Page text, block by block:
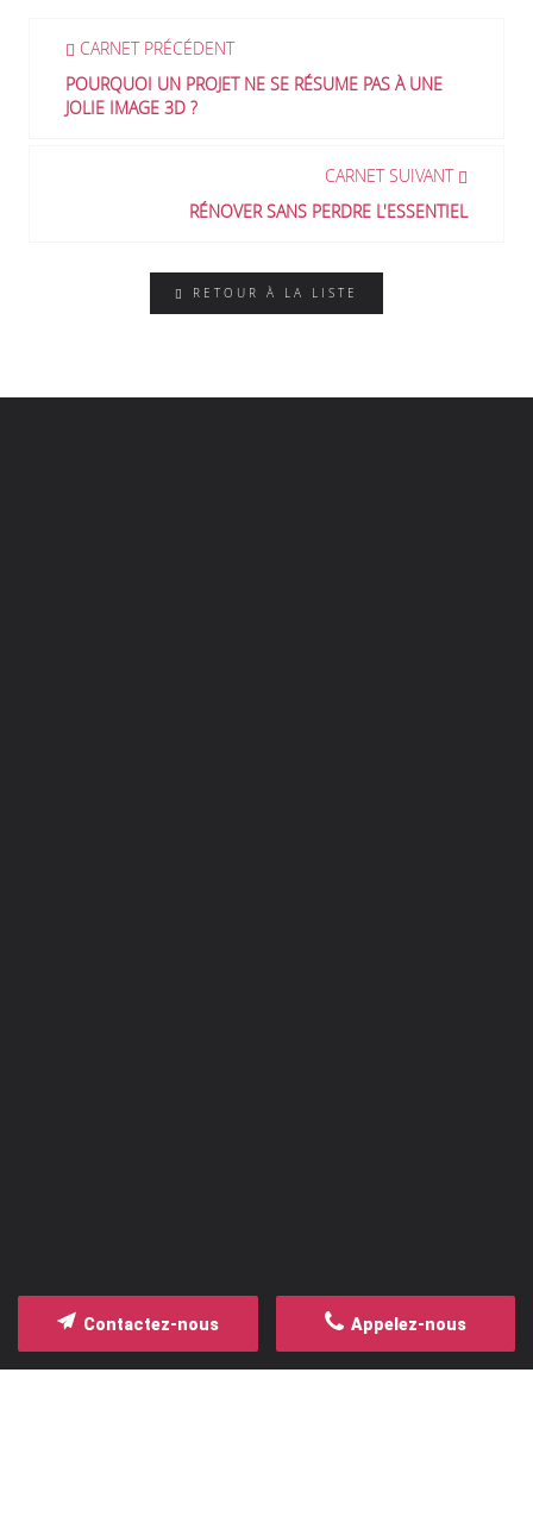
CARNET PRÉCÉDENT
POURQUOI UN PROJET NE SE RÉSUME PAS À UNE
JOLIE IMAGE 3D ?
CARNET SUIVANT
RÉNOVER SANS PERDRE L'ESSENTIEL
RETOUR À LA LISTE
Appelez-nous
Contactez-nous